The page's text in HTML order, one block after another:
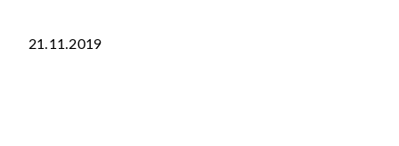
21.11.2019